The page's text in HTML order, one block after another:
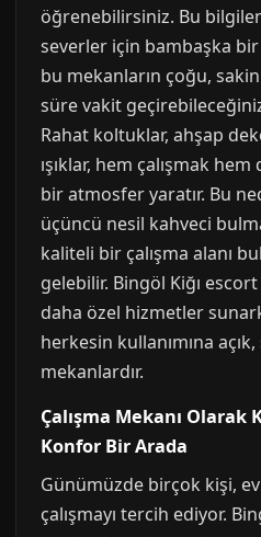
öğrenebilirsiniz. Bu
severler için bambaşka bir
bu mekanların çoğu,
süre vakit
Rahat koltuklar, ahşap
ışıklar, hem çalışmak
bir atmosfer yaratır. Bu
üçüncü nesil kahveci
kaliteli bir çalışma alanı
gelebilir. Bingöl Kiğı
daha özel hizmetler
herkesin kullanımına
mekanlardır.
Çalışma Mekanı
Konfor Bir Arada
Günümüzde birçok kişi, ev
çalışmayı tercih ediyor.